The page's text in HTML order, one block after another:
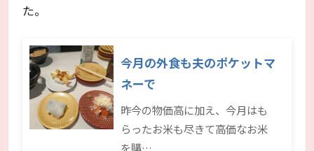
た。
今月の外食も夫のポケットマ
ネーで
昨今の物価高に加え、今月はも
らったお米も尽きて高価なお米
を購…